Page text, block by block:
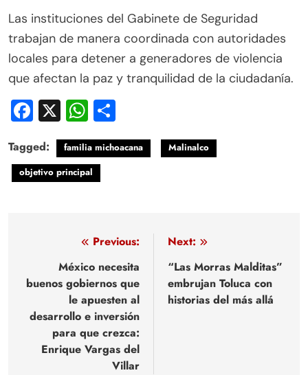
Las instituciones del Gabinete de Seguridad
trabajan de manera coordinada con autoridades
locales para detener a generadores de violencia
que afectan la paz y tranquilidad de la ciudadanía.
Facebook
X WhatsApp
Tagged: familia michoacana
Malinalco
objetivo principal
Navegación
entradas
Previous:
México necesita
buenos gobiernos que
le apuesten al
desarrollo e inversión
para que crezca:
Enrique Vargas del
Villar
Next:
“Las Morras Malditas”
embrujan Toluca con
historias del más allá